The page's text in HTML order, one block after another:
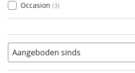
Occasion (3)
Aangeboden sinds